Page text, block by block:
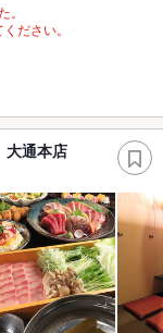
ださい。
通本店